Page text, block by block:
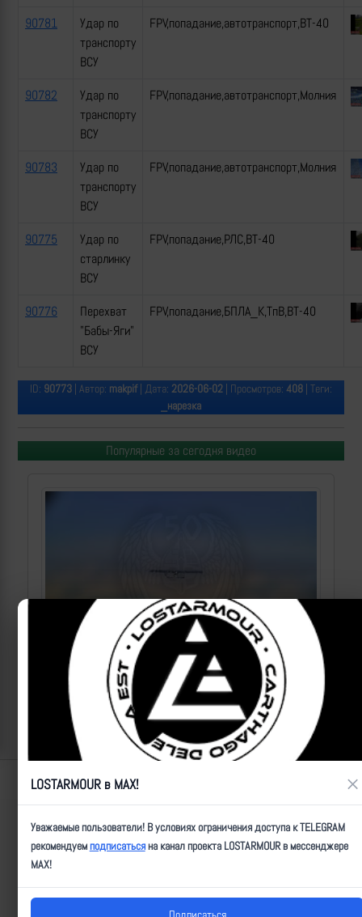
90781
Удар по
транспорту
ВСУ
FPV,попадание,автотранспорт,ВТ-40
90782
Удар по
транспорту
ВСУ
FPV,попадание,автотранспорт,Молния
90783
Удар по
транспорту
ВСУ
FPV,попадание,автотранспорт,Молния
90775
Удар по
старлинку
ВСУ
FPV,попадание,РЛС,ВТ-40
90776
Перехват
"Бабы-Яги"
ВСУ
FPV,попадание,БПЛА_К,ТпВ,ВТ-40
ID: 90773 | Автор: makpif| Дата: 2026-06-02 | Просмотров: 408 | Теги:
_нарезка
Популярные за сегодня видео
Уничтожение БпЛА ВСУ расчетами ПВО 50-й отдельной
бригады «Варяг» над трассой Новороссия #28
2026-08-06 | makpif | 37
Lostarmour | Carthago Delenda Est | 2014-2026
LOSTARMOUR в MAX! ×
Уважаемые пользователи! В условиях ограничения доступа к TELEGRAM
рекомендуемподписатьсяна канал проекта LOSTARMOUR в мессенджере
MAX!